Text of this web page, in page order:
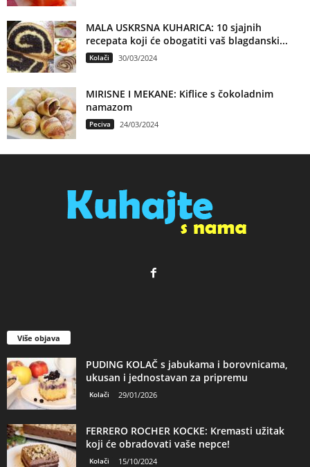
MALA USKRSNA KUHARICA: 10 sjajnih
recepata koji će obogatiti vaš blagdanski...
Kolači 30/03/2024
MIRISNE I MEKANE: Kiflice s čokoladnim
namazom
Peciva 24/03/2024
Više objava
PUDING KOLAČ s jabukama i borovnicama,
ukusan i jednostavan za pripremu
Kolači 29/01/2026
FERRERO ROCHER KOCKE: Kremasti užitak
koji će obradovati vaše nepce!
Kolači 15/10/2024